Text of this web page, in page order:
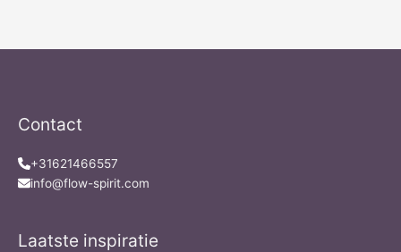
Contact
+31621466557
info@flow-spirit.com
Laatste inspiratie